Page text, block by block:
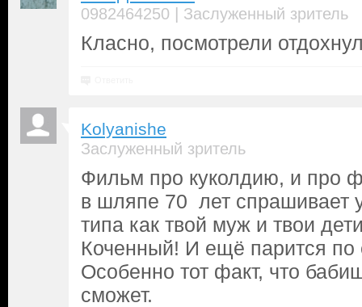
0982464250 | Заслуженный зритель
Класно, посмотрели
Kolyanishe
Заслуженный зритель
Фильм про куколдию, и про
в шляпе 70 лет спрашивает
типа как твой муж и твои
Коченный! И ещё парится
Особенно тот факт, что
сможет.